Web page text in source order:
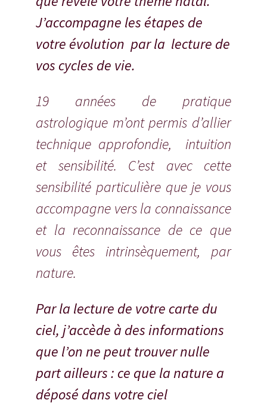
J’accompagne les étapes de
votre évolution par la lecture de
vos cycles de vie.
19 années de pratique
astrologique m’ont permis d’allier
technique approfondie, intuition
et sensibilité. C’est avec cette
sensibilité particulière que je vous
accompagne vers la connaissance
et la reconnaissance de ce que
vous êtes intrinsèquement, par
nature.
Par la lecture de votre carte du
ciel, j’accède à des informations
que l’on ne peut trouver nulle
part ailleurs : ce que la nature a
déposé dans votre ciel